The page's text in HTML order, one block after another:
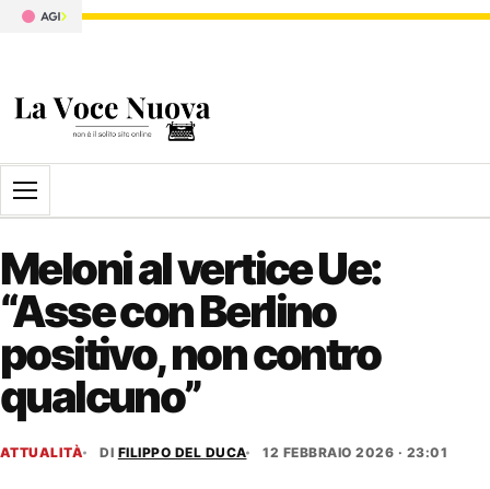
Apri il menu
Meloni al vertice Ue:
“Asse con Berlino
positivo, non contro
qualcuno”
ATTUALITÀ DI FILIPPO DEL DUCA 12 FEBBRAIO 2026 · 23:01